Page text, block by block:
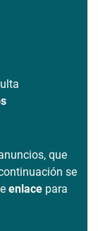
que
se
enlacepara